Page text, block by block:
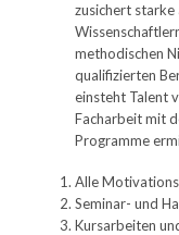
zusichert starke
methodischen
qualifizierten
einsteht Talent
Facharbeit mit
Programme
Alle
Seminar- und
Kursarbeiten